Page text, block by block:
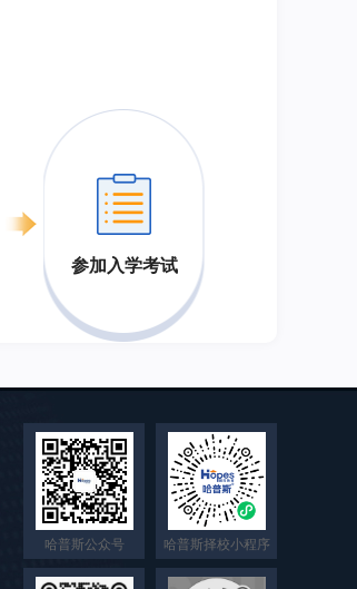
参加入学考试
哈普斯公众号 哈普斯择校小程序